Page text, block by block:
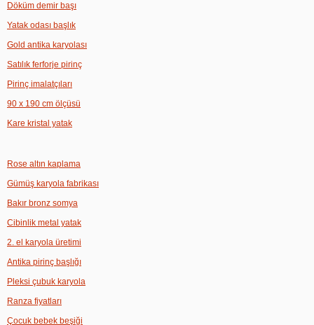
Döküm demir başı
Yatak odası başlık
Gold antika karyolası
Satılık ferforje pirinç
Pirinç imalatçıları
90 x 190 cm ölçüsü
Kare kristal yatak
Rose altın kaplama
Gümüş karyola fabrikası
Bakır bronz somya
Cibinlik metal yatak
2. el karyola üretimi
Antika pirinç başlığı
Pleksi çubuk karyola
Ranza fiyatları
Çocuk bebek beşiği